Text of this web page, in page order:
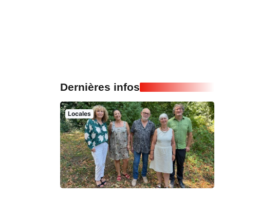
Dernières infos
Locales